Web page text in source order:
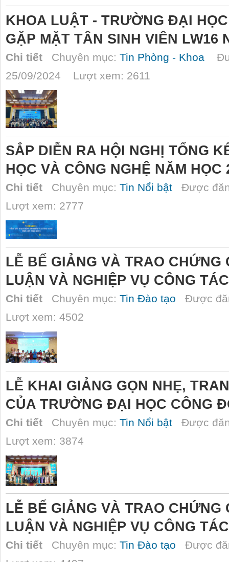
KHOA LUẬT - TRƯỜNG ĐẠI
GẶP MẶT TÂN SINH VIÊN LW16
Chi tiết Chuyên mục: Tin Phòng - Khoa
25/09/2024 Lượt xem: 2611
SẮP DIỄN RA HỘI NGHỊ TỔNG
HỌC VÀ CÔNG NGHỆ NĂM HỌC
Chi tiết Chuyên mục: Tin Nổi bật Được
Lượt xem: 2777
LỄ BẾ GIẢNG VÀ TRAO CHỨNG
LUẬN VÀ NGHIỆP VỤ CÔNG
Chi tiết Chuyên mục: Tin Đào tạo Được
Lượt xem: 4502
LỄ KHAI GIẢNG GỌN NHẸ,
CỦA TRƯỜNG ĐẠI HỌC CÔNG
Chi tiết Chuyên mục: Tin Nổi bật Được
Lượt xem: 3874
LỄ BẾ GIẢNG VÀ TRAO CHỨNG
LUẬN VÀ NGHIỆP VỤ CÔNG
Chi tiết Chuyên mục: Tin Đào tạo Được